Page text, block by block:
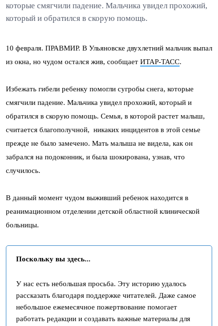
которые смягчили падение. Мальчика увидел прохожий,
который и обратился в скорую помощь.
10 февраля. ПРАВМИР. В Ульяновске двухлетний мальчик выпал
из окна, но чудом остался жив, сообщает ИТАР-ТАСС.
Избежать гибели ребенку помогли сугробы снега, которые
смягчили падение. Мальчика увидел прохожий, который и
обратился в скорую помощь. Семья, в которой растет малыш,
считается благополучной, никаких инцидентов в этой семье
прежде не было замечено. Мать малыша не видела, как он
забрался на подоконник, и была шокирована, узнав, что
случилось.
В данный момент чудом выживший ребенок находится в
реанимационном отделении детской областной клинической
больницы.
Поскольку вы здесь...
У нас есть небольшая просьба. Эту историю удалось
рассказать благодаря поддержке читателей. Даже самое
небольшое ежемесячное пожертвование помогает
работать редакции и создавать важные материалы для